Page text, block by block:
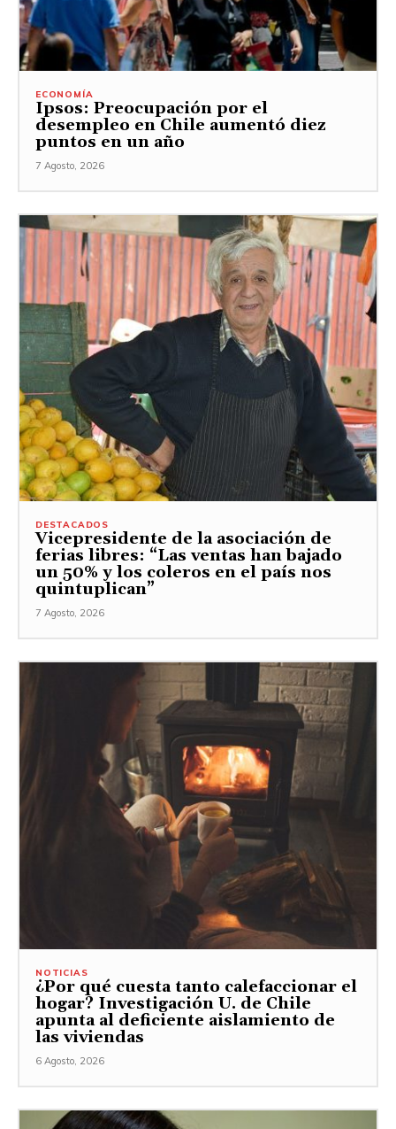
ECONOMÍA
Ipsos: Preocupación por el
desempleo en Chile aumentó diez
puntos en un año
7 Agosto, 2026
DESTACADOS
Vicepresidente de la asociación de
ferias libres: “Las ventas han bajado
un 50% y los coleros en el país nos
quintuplican”
7 Agosto, 2026
NOTICIAS
¿Por qué cuesta tanto calefaccionar el
hogar? Investigación U. de Chile
apunta al deficiente aislamiento de
las viviendas
6 Agosto, 2026